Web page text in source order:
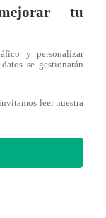
era su
“Popeye
Patiño y
culinario
tu
y personalizar
se gestionarán
leer nuestra